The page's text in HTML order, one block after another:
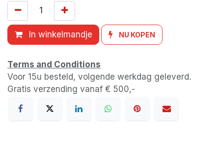
In winkelmandje NU KOPEN
Terms and Conditions
Voor 15u besteld, volgende werkdag geleverd.
Gratis verzending vanaf € 500,-